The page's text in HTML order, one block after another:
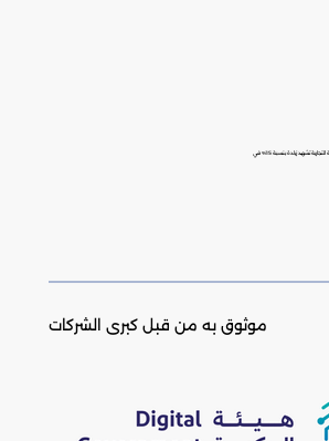
الشركات التي تولي أهمية لزيادة الوعي بالعلامة التجارية تشهد زيادة بنسبة 15% في
موثوق به من قبل كبرى الشركات